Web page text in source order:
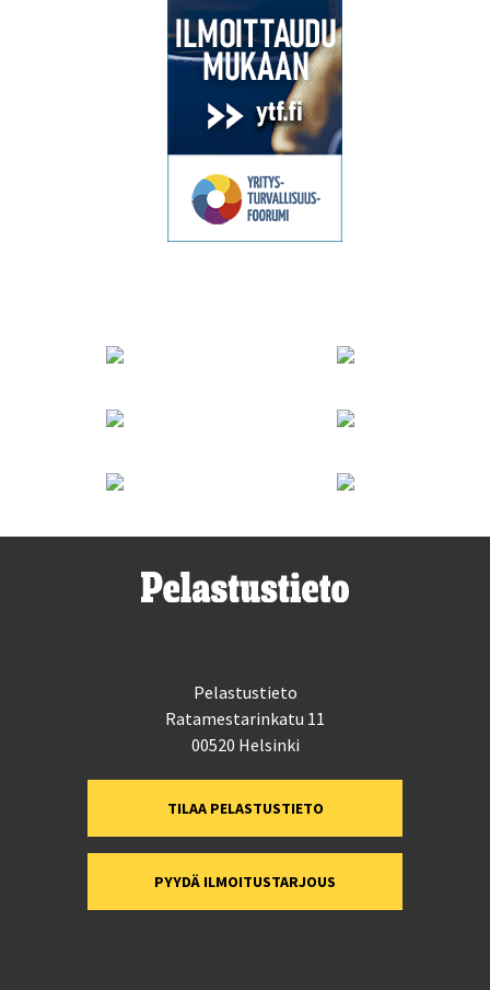
Pelastustieto
Ratamestarinkatu 11
00520 Helsinki
TILAA PELASTUSTIETO
PYYDÄ ILMOITUSTARJOUS